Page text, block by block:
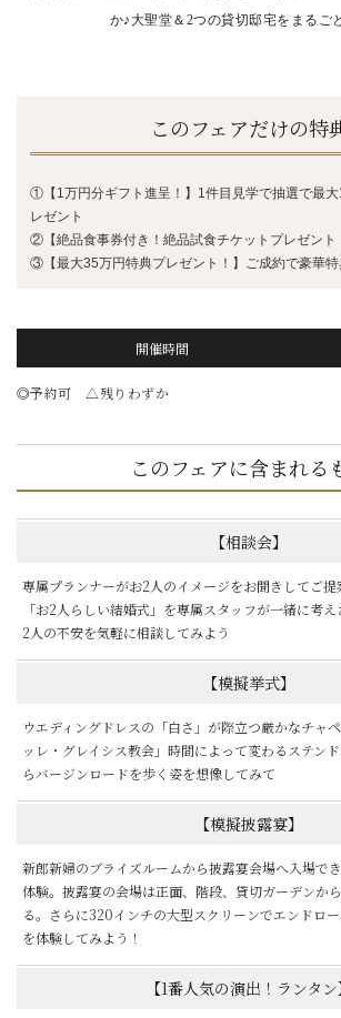
か♪大聖堂＆2つの貸切邸宅をまるご
このフェアだけの特
①【1万円分ギフト進呈！】1件目見学で抽選で最
レゼント
②【絶品食事券付き！絶品試食チケットプレゼント
③【最大35万円特典プレゼント！】ご成約で豪華特
開催時間
◎予約可 △残りわずか
このフェアに含まれる
【相談会】
専属プランナーがお2人のイメージをお聞きしてご提
「お2人らしい結婚式」を専属スタッフが一緒に考え
2人の不安を気軽に相談してみよう
【模擬挙式】
ウエディングドレスの「白さ」が際立つ厳かなチャ
ッレ・グレイシス教会」時間によって変わるステン
らバージンロードを歩く姿を想像してみて
【模擬披露宴】
新郎新婦のブライズルームから披露宴会場へ入場で
体験。披露宴の会場は正面、階段、貸切ガーデンか
る。さらに320インチの大型スクリーンでエンドロ
を体験してみよう！
【1番人気の演出！ランタン